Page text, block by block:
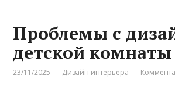
Проблемы с
детской комнаты
23/11/2025 Дизайн интерьера